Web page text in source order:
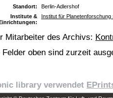
Standort:
Berlin-Adlershof
Institute &
Institut für
Mitarbeiter des Archivs:
Felder oben sind zurzeit
library verwendet